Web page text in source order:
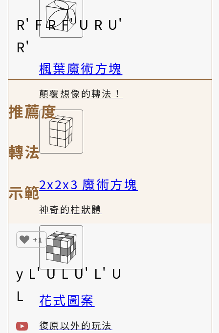
楓葉魔術方塊
顛覆想像的轉法！
2x2x3 魔術方塊
神奇的柱狀體
花式圖案
復原以外的玩法
R' F R F' U R U'
R'
推薦度
轉法
示範
+1
y L' U L U' L' U
L